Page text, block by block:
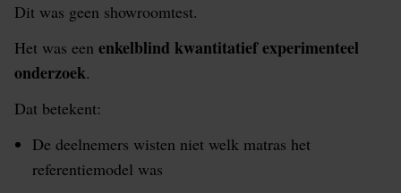
Dit was geen showroomtest.
Het was een enkelblind kwantitatief experimenteel
onderzoek.
Dat betekent:
De deelnemers wisten niet welk matras het
referentiemodel was